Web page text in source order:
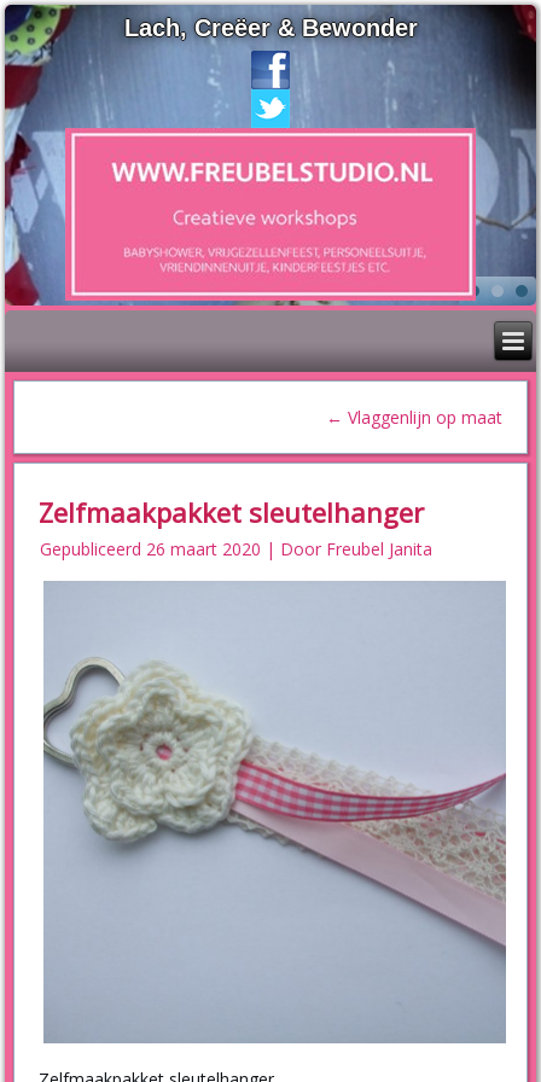
Lach, Creëer & Bewonder
← Vlaggenlijn op maat
Zelfmaakpakket sleutelhanger
Gepubliceerd 26 maart 2020 | Door Freubel Janita